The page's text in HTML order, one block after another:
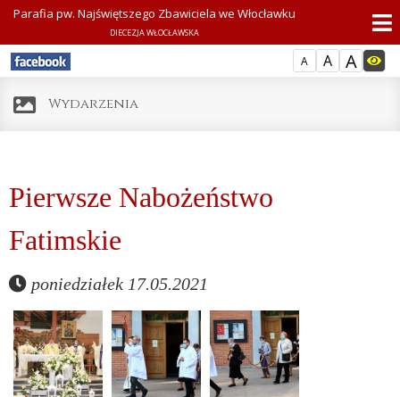
A A A
Parafia pw. Najświętszego Zbawiciela we Włocławku
DIECEZJA WŁOCŁAWSKA
Wydarzenia
Pierwsze Nabożeństwo
Fatimskie
poniedziałek 17.05.2021